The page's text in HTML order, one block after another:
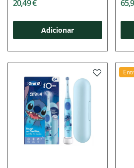
20,49 €
Adicionar